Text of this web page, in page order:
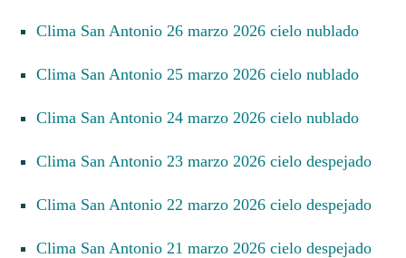
Clima San Antonio 26 marzo 2026 cielo nublado
Clima San Antonio 25 marzo 2026 cielo nublado
Clima San Antonio 24 marzo 2026 cielo nublado
Clima San Antonio 23 marzo 2026 cielo despejado
Clima San Antonio 22 marzo 2026 cielo despejado
Clima San Antonio 21 marzo 2026 cielo despejado